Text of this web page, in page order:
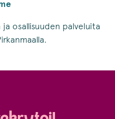
osallisuuden palveluita